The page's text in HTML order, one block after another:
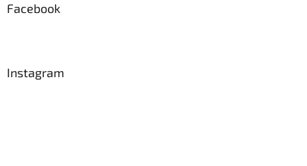
Facebook
Instagram